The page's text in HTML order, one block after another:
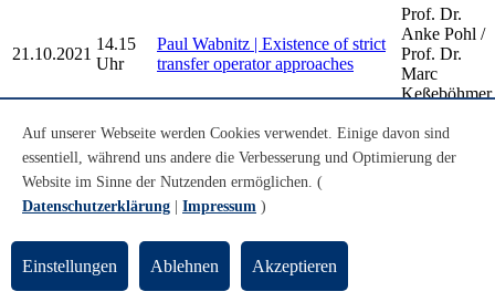
21.10.2021
14.15
Uhr
Paul Wabnitz | Existence of strict
transfer operator approaches
Prof. Dr.
Anke Pohl /
Prof. Dr.
Marc
Keßeböhmer
08.10.2021
10.00
Uhr
Jana Göken | Vorstellung der
Bachelorarbeit: Apollonische
Kreispackungen in euklidischer
und nicht-euklidischer Geometrie
Anke Pohl /
Prof. Dr.
Older Dynamical Systems and Geometry
Seminar Talks
Auf unserer Webseite werden Cookies verwendet. Einige davon sind
essentiell, während uns andere die Verbesserung und Optimierung der
Website im Sinne der Nutzenden ermöglichen. (
Datenschutzerklärung
Impressum )
Einstellungen Ablehnen Akzeptieren